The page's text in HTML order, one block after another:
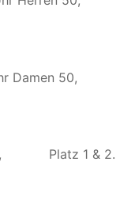
Uhr Damen 50,
60, Platz 1 & 2.